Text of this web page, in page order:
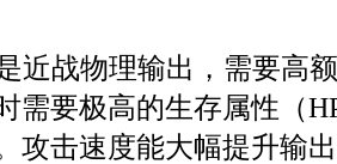
近战物理输出，需要高
需要极高的生存属性（
攻击速度能大幅提升输